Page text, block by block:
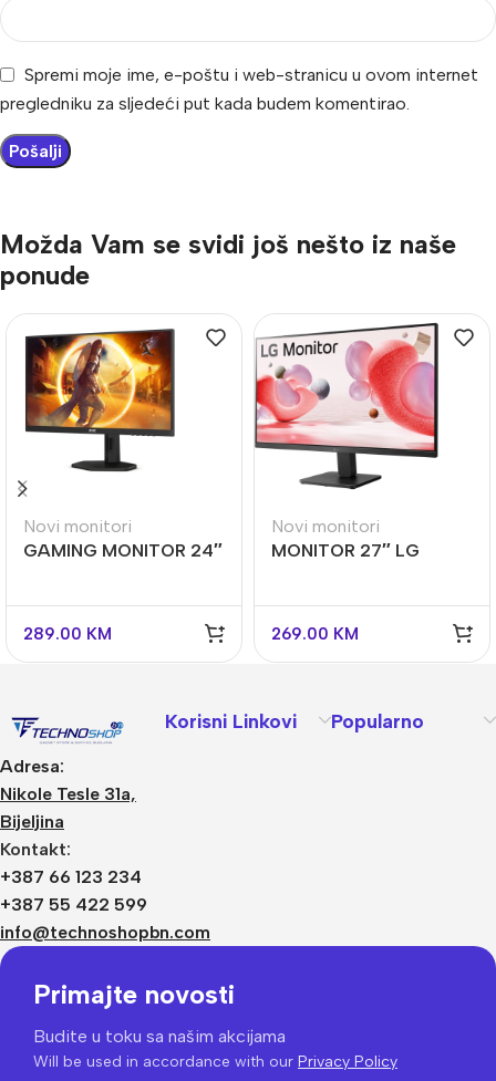
Spremi moje ime, e-poštu i web-stranicu u ovom internet
pregledniku za sljedeći put kada budem komentirao.
Možda Vam se svidi još nešto iz naše
ponude
Novi monitori
GAMING MONITOR 24″
289.00 KM
Novi monitori
MONITOR 27″ LG
269.00 KM
Adresa:
Nikole Tesle 31a,
Bijeljina
Kontakt:
+387 66 123 234
+387 55 422 599
info@technoshopbn.com
Korisni Linkovi Popularno
Primajte novosti
Budite u toku sa našim akcijama
Will be used in accordance with our Privacy Policy